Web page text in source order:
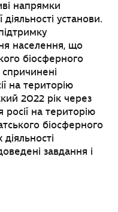
напрямки
установи.
населення, що
біосферного
на територію
2022 рік через
на територію
біосферного
завдання і